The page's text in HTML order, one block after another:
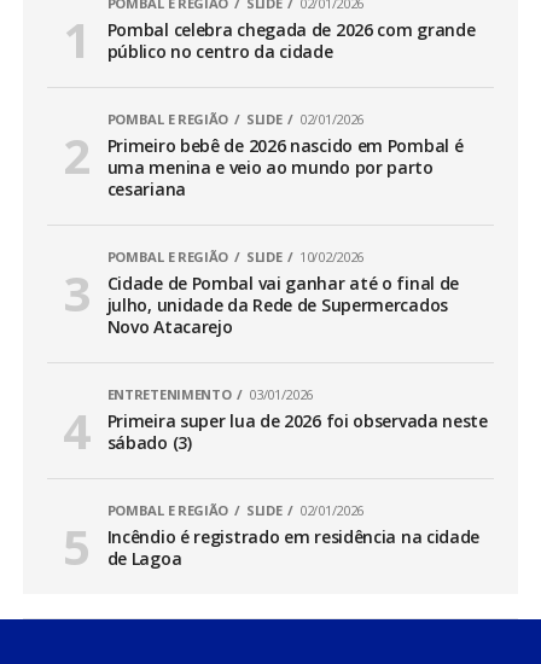
Pombal celebra chegada de 2026 com grande
público no centro da cidade
POMBAL E REGIÃO SLIDE 02/01/2026
Primeiro bebê de 2026 nascido em Pombal é
uma menina e veio ao mundo por parto
cesariana
POMBAL E REGIÃO SLIDE 10/02/2026
Cidade de Pombal vai ganhar até o final de
julho, unidade da Rede de Supermercados
Novo Atacarejo
ENTRETENIMENTO 03/01/2026
Primeira super lua de 2026 foi observada neste
sábado (3)
POMBAL E REGIÃO SLIDE 02/01/2026
Incêndio é registrado em residência na cidade
de Lagoa